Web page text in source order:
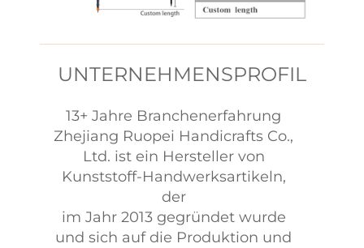
UNTERNEHMENSPROFIL
13+ Jahre Branchenerfahrung
Zhejiang Ruopei Handicrafts Co.,
Ltd. ist ein Hersteller von
Kunststoff-Handwerksartikeln,
der
im Jahr 2013 gegründet wurde
und sich auf die Produktion und